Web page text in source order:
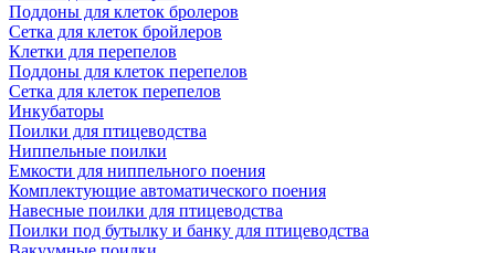
Поддоны для клеток бролеров
Сетка для клеток бройлеров
Клетки для перепелов
Поддоны для клеток перепелов
Сетка для клеток перепелов
Инкубаторы
Поилки для птицеводства
Ниппельные поилки
Емкости для ниппельного поения
Комплектующие автоматического поения
Навесные поилки для птицеводства
Поилки под бутылку и банку для птицеводства